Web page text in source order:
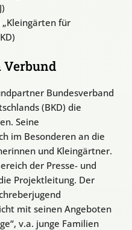
für
Bundesverband
(BKD) die
Seine
im Besonderen an die
und Kleingärtner.
der Presse- und
Projektleitung. Der
mit seinen Angeboten
v.a. junge Familien